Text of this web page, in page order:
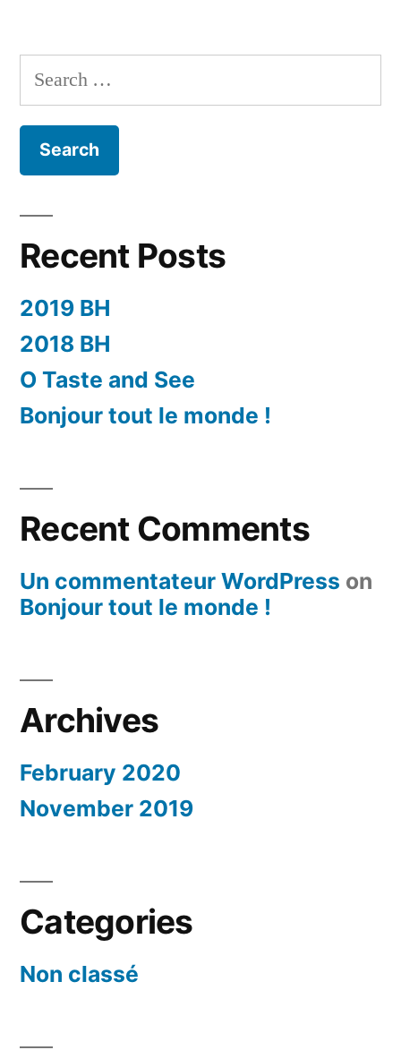
Search
for:
Recent Posts
2019 BH
2018 BH
O Taste and See
Bonjour tout le monde !
Recent Comments
Un commentateur WordPress on
Bonjour tout le monde !
Archives
February 2020
November 2019
Categories
Non classé